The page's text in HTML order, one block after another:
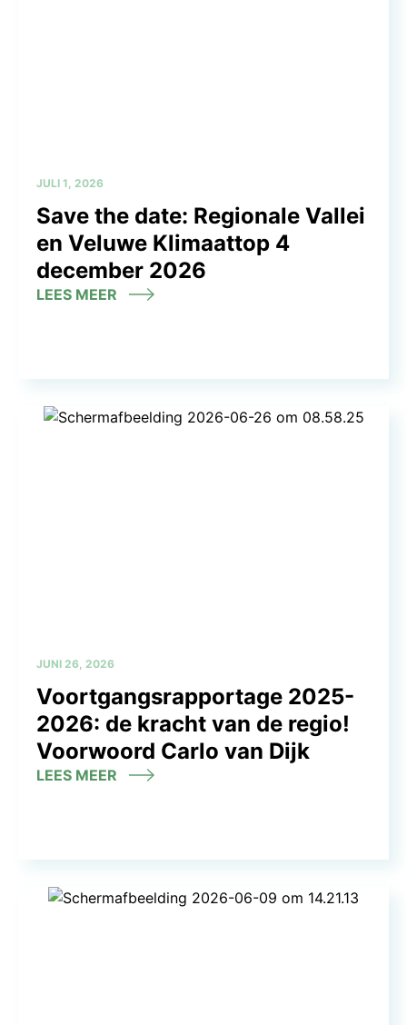
JULI 1, 2026
Save the date: Regionale Vallei
en Veluwe Klimaattop 4
december 2026
LEES MEER
JUNI 26, 2026
Voortgangsrapportage 2025-
2026: de kracht van de regio!
Voorwoord Carlo van Dijk
LEES MEER